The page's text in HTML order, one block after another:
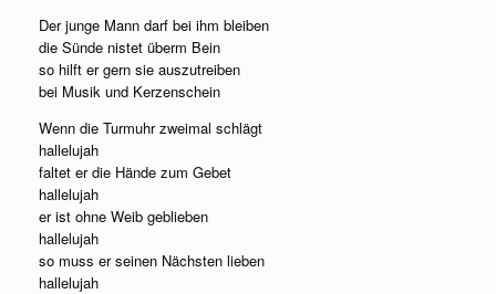
Der junge Mann darf bei ihm bleiben
die Sünde nistet überm Bein
so hilft er gern sie auszutreiben
bei Musik und Kerzenschein
Wenn die Turmuhr zweimal schlägt
hallelujah
faltet er die Hände zum Gebet
hallelujah
er ist ohne Weib geblieben
hallelujah
so muss er seinen Nächsten lieben
hallelujah